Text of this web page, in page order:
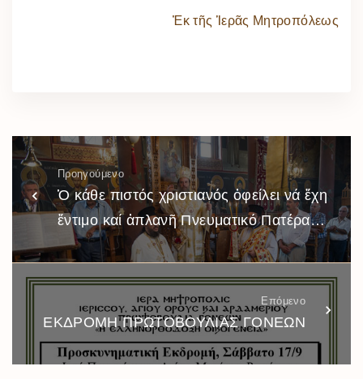
Ἐκ τῆς Ἱερᾶς Μητροπόλεως
Προηγούμενο
Ὁ κάθε πιστός χριστιανός ὀφείλει νά ἔχη
ἔντιμο καί ἀπλανῆ Πνευματικό Πατέρα…
Επόμενο
ΕΚΔΡΟΜΗ ΠΡΩΤΟΒΟΥΛΙΑΣ ΓΟΝΕΩΝ